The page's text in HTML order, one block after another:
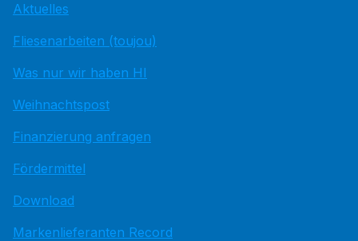
Aktuelles
Fliesenarbeiten (toujou)
Was nur wir haben HI
Weihnachtspost
Finanzierung anfragen
Fördermittel
Download
Markenlieferanten Record